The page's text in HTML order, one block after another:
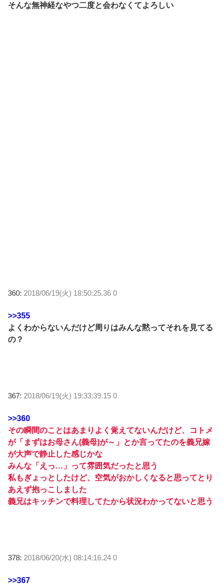
そんな無神経なやつ二度と会わなくてよろしい
360: 2018/06/19(火) 18:50:25.36 0
>>355
よくわからないんだけど周りはみんな黙ってそれを見てる
の？
367: 2018/06/19(火) 19:33:39.15 0
>>360
その瞬間のことはあまりよく覚えてないんだけど、コトメ
が「まずはお母さん(義母)が～」とか言ってたのを義兄嫁
が大声で静止した感じかな
みんな「えっ…」って雰囲気だったと思う
私もぎょっとしたけど、空気がおかしくなると思ってとり
あえず抱っこしました
義兄はキッチンで料理してたから状況わかってないと思う
378: 2018/06/20(水) 08:14:16.24 0
>>367